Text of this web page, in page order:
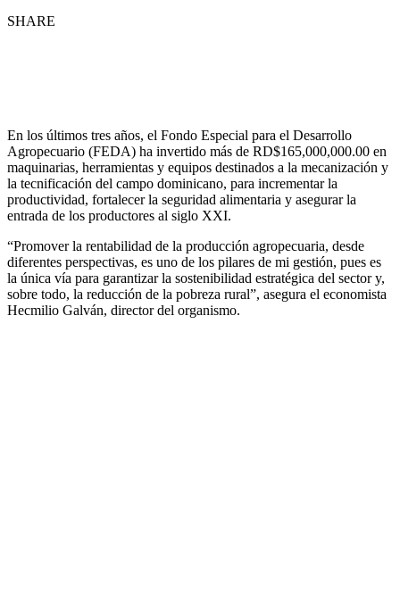
SHARE
En los últimos tres años, el Fondo Especial para el Desarrollo
Agropecuario (FEDA) ha invertido más de RD$165,000,000.00 en
maquinarias, herramientas y equipos destinados a la mecanización y
la tecnificación del campo dominicano, para incrementar la
productividad, fortalecer la seguridad alimentaria y asegurar la
entrada de los productores al siglo XXI.
“Promover la rentabilidad de la producción agropecuaria, desde
diferentes perspectivas, es uno de los pilares de mi gestión, pues es
la única vía para garantizar la sostenibilidad estratégica del sector y,
sobre todo, la reducción de la pobreza rural”, asegura el economista
Hecmilio Galván, director del organismo.